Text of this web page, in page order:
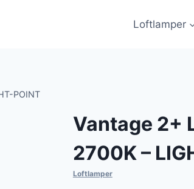
Loftlamper
POINT
Vantage 2+
2700K –
Loftlamper